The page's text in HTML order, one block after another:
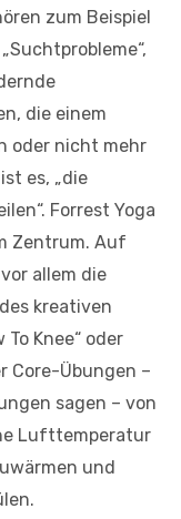
zum Beispiel
die einem
oder nicht mehr
es, „die
Forrest Yoga
Zentrum. Auf
allem die
kreativen
Knee“ oder
Core-Übungen –
sagen – von
Lufttemperatur
und